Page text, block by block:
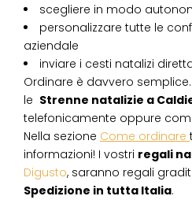
scegliere in modo
personalizzare tutte le
aziendale
inviare i cesti natalizi
Ordinare è davvero
le Strenne natalizie a
telefonicamente oppure
Nella sezione Come ordinare
informazioni! I vostri regali
Digusto, saranno regali
Spedizione in tutta Italia.